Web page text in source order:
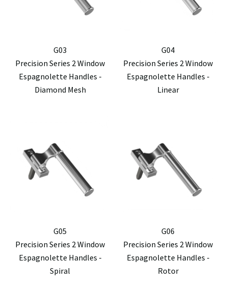
G03
Precision Series 2 Window
Espagnolette Handles -
Diamond Mesh
G04
Precision Series 2 Window
Espagnolette Handles -
Linear
G05
Precision Series 2 Window
Espagnolette Handles -
Spiral
G06
Precision Series 2 Window
Espagnolette Handles -
Rotor